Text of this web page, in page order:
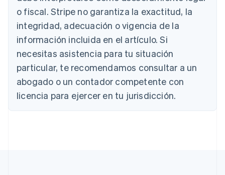
o fiscal. Stripe no garantiza la exactitud, la
integridad, adecuación o vigencia de la
información incluida en el artículo. Si
necesitas asistencia para tu situación
particular, te recomendamos consultar a un
abogado o un contador competente con
licencia para ejercer en tu jurisdicción.
Nederlands FrançaisDeutsch English
Brasil
Português English
Bulgaria
English
Canadá
China continental
简体中文English